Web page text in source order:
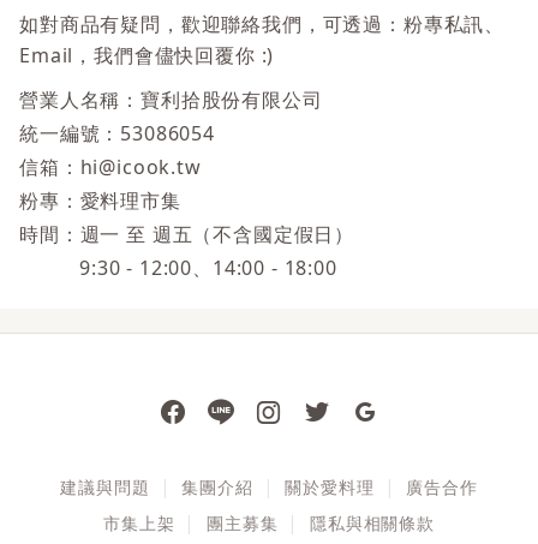
如對商品有疑問，歡迎聯絡我們，可透過：粉專私訊、
Email，我們會儘快回覆你 :)
營業人名稱：寶利拾股份有限公司
統一編號： 53086054
信箱： hi@icook.tw
粉專： 愛料理市集
時間： 週一 至 週五（不含國定假日）
9:30 - 12:00、14:00 - 18:00
建議與問題 集團介紹 關於愛料理
廣告合作
市集上架
團主募集 隱私與相關條款